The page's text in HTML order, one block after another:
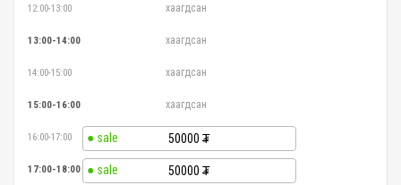
12:00-13:00 хаагдсан
13:00-14:00 хаагдсан
14:00-15:00 хаагдсан
15:00-16:00 хаагдсан
16:00-17:00 50000
17:00-18:00 50000